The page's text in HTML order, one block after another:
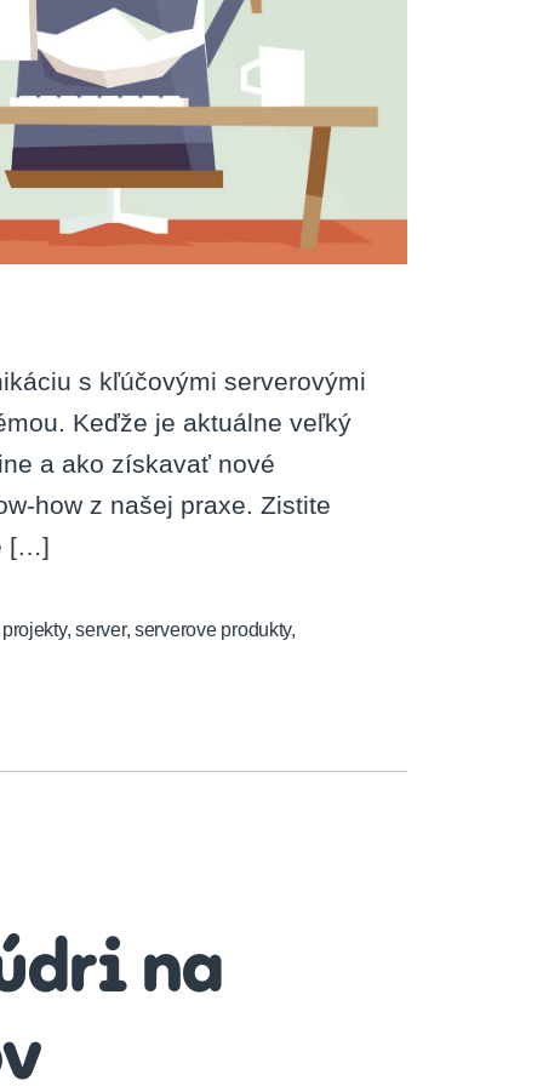
s kľúčovými serverovými
Keďže je aktuálne veľký
a ako získavať nové
how z našej praxe. Zistite
[…]
projekty,server,serverove produkty,
na